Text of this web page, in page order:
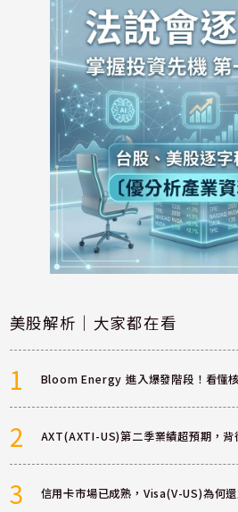
美股解析｜大家都在看
1 Bloom Energy 進入爆發階段！看懂
2 AXT(AXTI-US)第二季業績超預期，背
3 信用卡市場已成熟，Visa(V-US)為何